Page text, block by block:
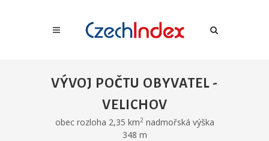
VÝVOJ POČTU OBYVATEL -
VELICHOV
obec rozloha 2,35 km2nadmořská výška
348 m